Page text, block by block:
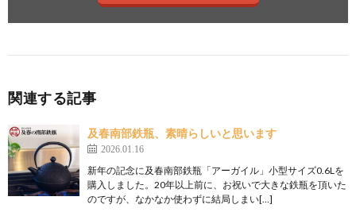
関連する記事
及春南部鉄瓶、素晴らしいと思います
2026.01.16
新年の記念に及春南部鉄瓶「アーガイル」小型サイズ0.6Lを
購入しました。20年以上前に、お祝いで大きな鉄瓶を頂いた
のですが、なかなか使わずに結局しまい[…]